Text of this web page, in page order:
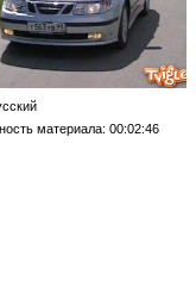
материала: 00:02:46